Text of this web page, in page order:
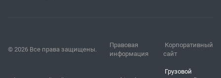
© 2026 Все права защищены.
Правовая
информация
Корпоративный
сайт
Грузовой